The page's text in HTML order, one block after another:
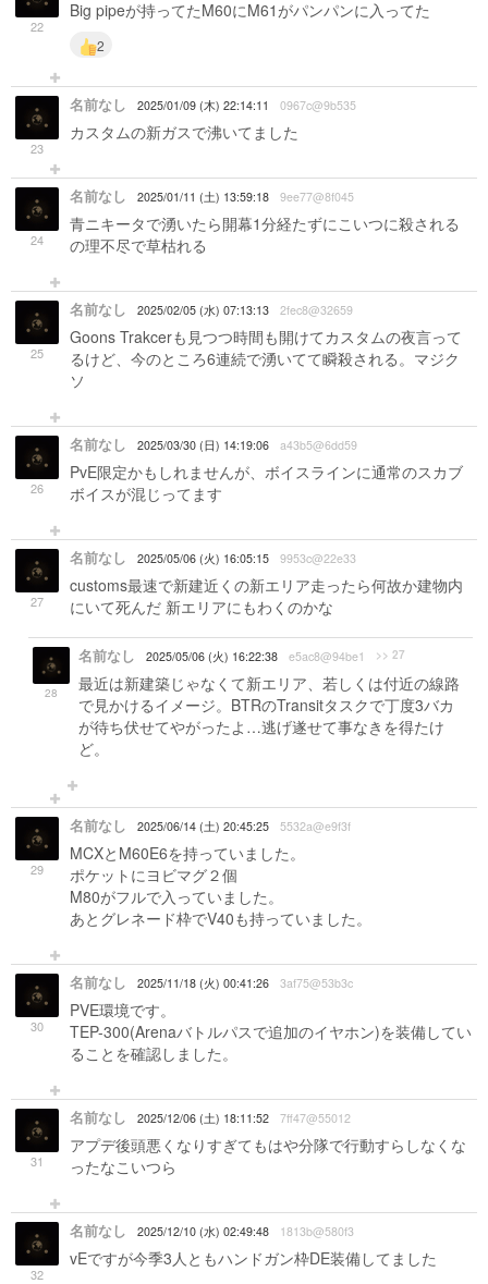
22
Big pipeが持ってたM60にM61がパンパンに入ってた
2
23
名前なし 2025/01/09 (木) 22:14:11 0967c@9b535
カスタムの新ガスで沸いてました
24
名前なし 2025/01/11 (土) 13:59:18 9ee77@8f045
青ニキータで湧いたら開幕1分経たずにこいつに殺される
の理不尽で草枯れる
25
名前なし 2025/02/05 (水) 07:13:13 2fec8@32659
Goons Trakcerも見つつ時間も開けてカスタムの夜言って
るけど、今のところ6連続で湧いてて瞬殺される。マジク
ソ
26
名前なし 2025/03/30 (日) 14:19:06 a43b5@6dd59
PvE限定かもしれませんが、ボイスラインに通常のスカブ
ボイスが混じってます
27
名前なし 2025/05/06 (火) 16:05:15 9953c@22e33
customs最速で新建近くの新エリア走ったら何故か建物内
にいて死んだ 新エリアにもわくのかな
28
名前なし 2025/05/06 (火) 16:22:38 e5ac8@94be1 >> 27
最近は新建築じゃなくて新エリア、若しくは付近の線路
で見かけるイメージ。BTRのTransitタスクで丁度3バカ
が待ち伏せてやがったよ…逃げ遂せて事なきを得たけ
ど。
29
名前なし 2025/06/14 (土) 20:45:25 5532a@e9f3f
MCXとM60E6を持っていました。
ポケットにヨビマグ２個
M80がフルで入っていました。
あとグレネード枠でV40も持っていました。
30
名前なし 2025/11/18 (火) 00:41:26 3af75@53b3c
PVE環境です。
TEP-300(Arenaバトルパスで追加のイヤホン)を装備してい
ることを確認しました。
31
名前なし 2025/12/06 (土) 18:11:52 7ff47@55012
アプデ後頭悪くなりすぎてもはや分隊で行動すらしなくな
ったなこいつら
32
名前なし 2025/12/10 (水) 02:49:48 1813b@580f3
vEですが今季3人ともハンドガン枠DE装備してました